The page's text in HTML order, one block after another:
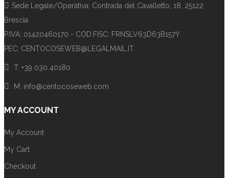
Sede Legale/Operativa: Contrada del Cavalletto, 18, 25122
Brescia
P.IVA: 01420460170 - COD.FISC: FRNSLV63D63B157Y
PEC: CENTOCOSEWEB@LEGALMAIL.IT
T: +39 030 40180
M: info@centocoseweb.com
MY ACCOUNT
My Account
My Cart
Checkout